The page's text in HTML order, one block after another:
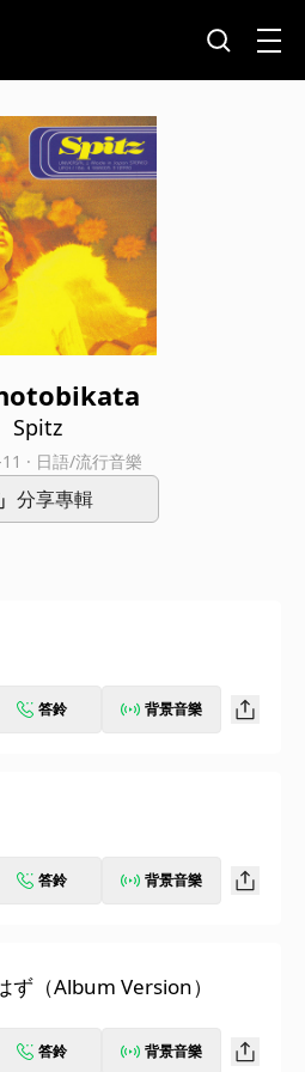
Spitz
· 日語/流行音樂
分享專輯
答鈴 背景音樂
答鈴 背景音樂
ず（Album Version）
答鈴 背景音樂